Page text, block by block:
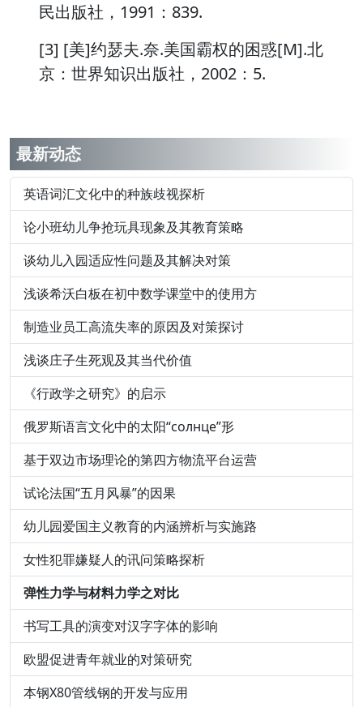
民出版社，1991：839.
[3] [美]约瑟夫.奈.美国霸权的困惑[M].北
京：世界知识出版社，2002：5.
最新动态
英语词汇文化中的种族歧视探析
论小班幼儿争抢玩具现象及其教育策略
谈幼儿入园适应性问题及其解决对策
浅谈希沃白板在初中数学课堂中的使用方
制造业员工高流失率的原因及对策探讨
浅谈庄子生死观及其当代价值
《行政学之研究》的启示
俄罗斯语言文化中的太阳“солнце”形
基于双边市场理论的第四方物流平台运营
试论法国“五月风暴”的因果
幼儿园爱国主义教育的内涵辨析与实施路
女性犯罪嫌疑人的讯问策略探析
弹性力学与材料力学之对比
书写工具的演变对汉字字体的影响
欧盟促进青年就业的对策研究
本钢X80管线钢的开发与应用